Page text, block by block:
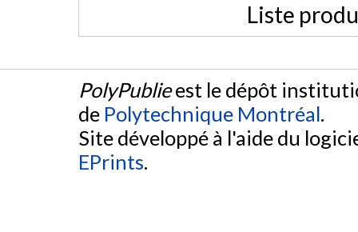
Liste
PolyPublieest le dépôt
de Polytechnique Montréal.
Site développé à l'aide du
EPrints.